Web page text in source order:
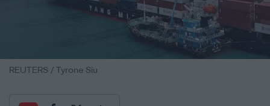
REUTERS / Tyrone Siu